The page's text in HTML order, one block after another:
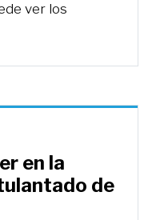
ver los
en la
de